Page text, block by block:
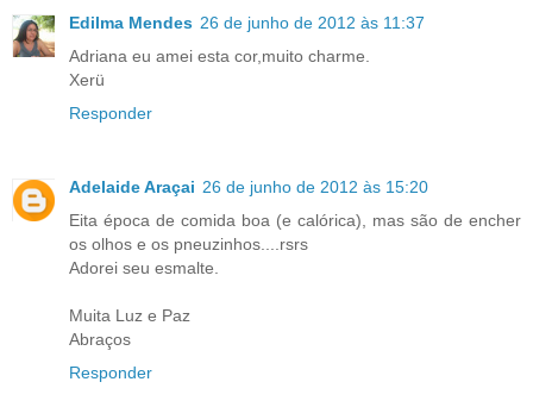
Edilma Mendes 26 de junho de 2012 às 11:37
Adriana eu amei esta cor,muito charme.
Xerü
Responder
Adelaide Araçai 26 de junho de 2012 às 15:20
Eita época de comida boa (e calórica), mas são de encher
os olhos e os pneuzinhos....rsrs
Adorei seu esmalte.
Muita Luz e Paz
Abraços
Responder